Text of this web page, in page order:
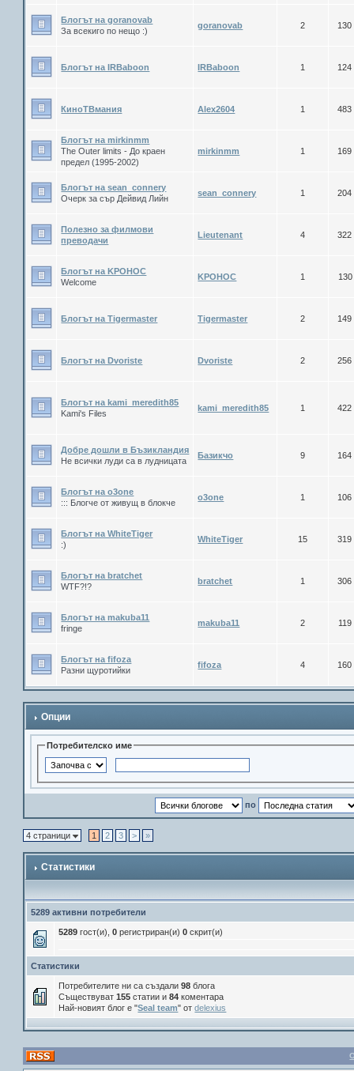
Блогът на goranovab
За всекиго по нещо :)
goranovab 2 130
Блогът на IRBaboon IRBaboon 1 124
КиноТВмания Alex2604 1 483
Блогът на mirkinmm
The Оuter limits - До краен
предел (1995-2002)
mirkinmm 1 169
Блогът на sean_connery
Очерк за сър Дейвид Лийн
sean_connery 1 204
Полезно за филмови
преводачи
Lieutenant 4 322
Блогът на KPOHOC
Welcome
KPOHOC 1 130
Блогът на Tigermaster Tigermaster 2 149
Блогът на Dvoriste Dvoriste 2 256
Блогът на kami_meredith85
Kami's Files
kami_meredith85 1 422
Добре дошли в Бъзикландия
Не всички луди са в лудницата
Базикчо 9 164
Блогът на о3оne
::: Блогче от живущ в блокче
o3one 1 106
Блогът на WhiteTiger
:)
WhiteTiger 15 319
Блогът на bratchet
WTF?!?
bratchet 1 306
Блогът на makuba11
fringe
makuba11 2 119
Блогът на fifoza
Разни щуротийки
fifoza 4 160
Опции
Потребителско име
по
4 страници 1 2 3 > »
Статистики
5289 активни потребители
5289 гост(и),0 регистриран(и)0 скрит(и)
Статистики
Потребителите ни са създали98 блога
Съществуват155 статии и84 коментара
Най-новият блог е "Seal team" отdelexius